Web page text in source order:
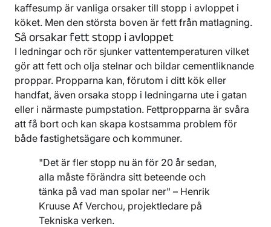
kaffesump är vanliga orsaker till stopp i avloppet i
köket. Men den största boven är fett från matlagning.
Så orsakar fett stopp i avloppet
I ledningar och rör sjunker vattentemperaturen vilket
gör att fett och olja stelnar och bildar cementliknande
proppar. Propparna kan, förutom i ditt kök eller
handfat, även orsaka stopp i ledningarna ute i gatan
eller i närmaste pumpstation. Fettpropparna är svåra
att få bort och kan skapa kostsamma problem för
både fastighetsägare och kommuner.
"Det är fler stopp nu än för 20 år sedan,
alla måste förändra sitt beteende och
tänka på vad man spolar ner" – Henrik
Kruuse Af Verchou, projektledare på
Tekniska verken.